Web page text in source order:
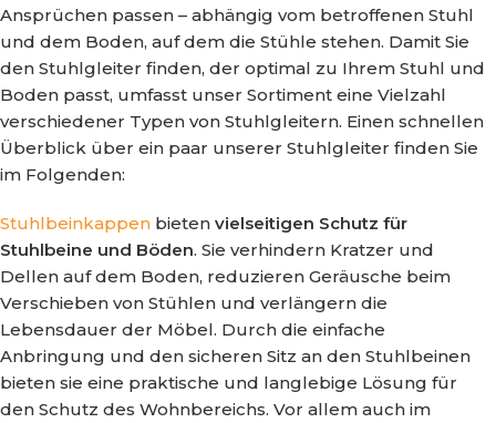
Ansprüchen passen – abhängig vom betroffenen Stuhl
und dem Boden, auf dem die Stühle stehen. Damit Sie
den Stuhlgleiter finden, der optimal zu Ihrem Stuhl und
Boden passt, umfasst unser Sortiment eine Vielzahl
verschiedener Typen von Stuhlgleitern. Einen schnellen
Überblick über ein paar unserer Stuhlgleiter finden Sie
im Folgenden:
Stuhlbeinkappen bieten vielseitigen Schutz für
Stuhlbeine und Böden. Sie verhindern Kratzer und
Dellen auf dem Boden, reduzieren Geräusche beim
Verschieben von Stühlen und verlängern die
Lebensdauer der Möbel. Durch die einfache
Anbringung und den sicheren Sitz an den Stuhlbeinen
bieten sie eine praktische und langlebige Lösung für
den Schutz des Wohnbereichs. Vor allem auch im